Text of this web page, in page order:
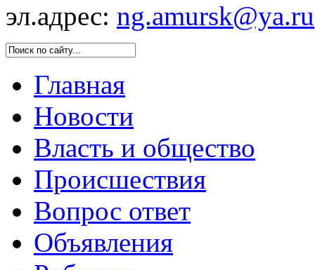
эл.адрес: ng.amursk@ya.ru
Главная
Новости
Власть и общество
Происшествия
Вопрос ответ
Объявления